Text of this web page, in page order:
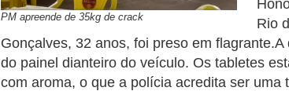
PM apreende de 35kg de crack
Rio
Gonçalves, 32 anos, foi preso em
do painel dianteiro do veículo. Os tabletes
com aroma, o que a polícia acredita ser uma